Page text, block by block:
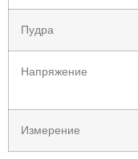
Макс. диаметр
таблетки
Пудра
Напряжение